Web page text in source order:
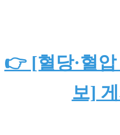
👉 [혈당·혈압
보]